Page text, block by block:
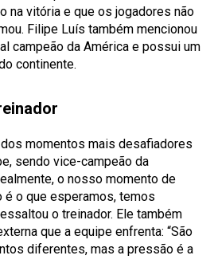
na vitória e que os jogadores não
Filipe Luís também mencionou
campeão da América e possui um
continente.
momentos mais desafiadores
sendo vice-campeão da
o nosso momento de
é o que esperamos, temos
o treinador. Ele também
que a equipe enfrenta: “São
diferentes, mas a pressão é a